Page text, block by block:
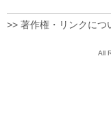
>> 著作権・リンクにつ
All